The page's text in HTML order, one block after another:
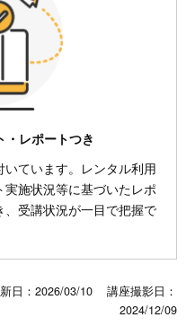
・レポートつき
ています。レンタル利用
施状況等に基づいたレポ
受講状況が一目で把握で
日： 2026/03/10
講座撮影日：
2024/12/09